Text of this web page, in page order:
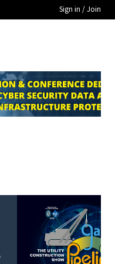
Sign in / Join